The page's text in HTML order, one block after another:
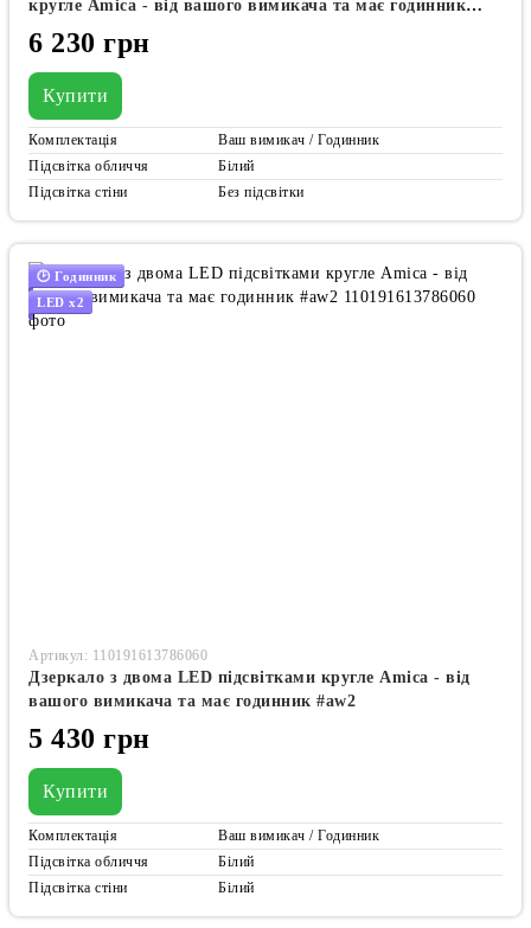
кругле Amica - від вашого вимикача та має годинник
#awf
6 230 грн
Купити
Комплектація
Ваш вимикач / Годинник
Підсвітка обличчя
Білий
Підсвітка стіни
Без підсвітки
🕑 Годинник
LED x2
Артикул: 110191613786060
Дзеркало з двома LED підсвітками кругле Amica - від
вашого вимикача та має годинник #aw2
5 430 грн
Купити
Комплектація
Ваш вимикач / Годинник
Підсвітка обличчя
Білий
Підсвітка стіни
Білий